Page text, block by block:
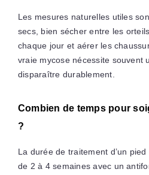
Les mesures naturelles utiles
secs, bien sécher entre les
chaque jour et aérer les
vraie mycose nécessite souvent
disparaître durablement.
Combien de temps pour
?
La durée de traitement d’un
de 2 à 4 semaines avec un